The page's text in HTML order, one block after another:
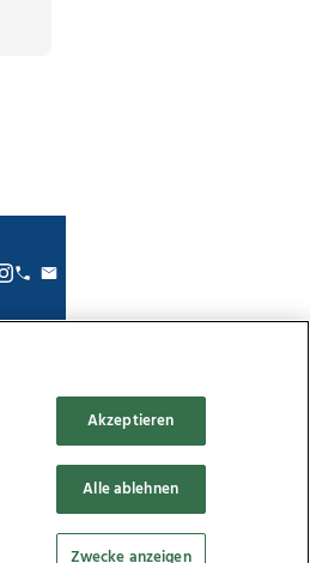
Akzeptieren
Alle ablehnen
Zwecke anzeigen